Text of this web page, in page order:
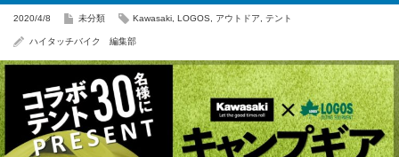
2020/4/8 未分類 Kawasaki LOGOS アウトドア テント
ハイタッチバイク 編集部